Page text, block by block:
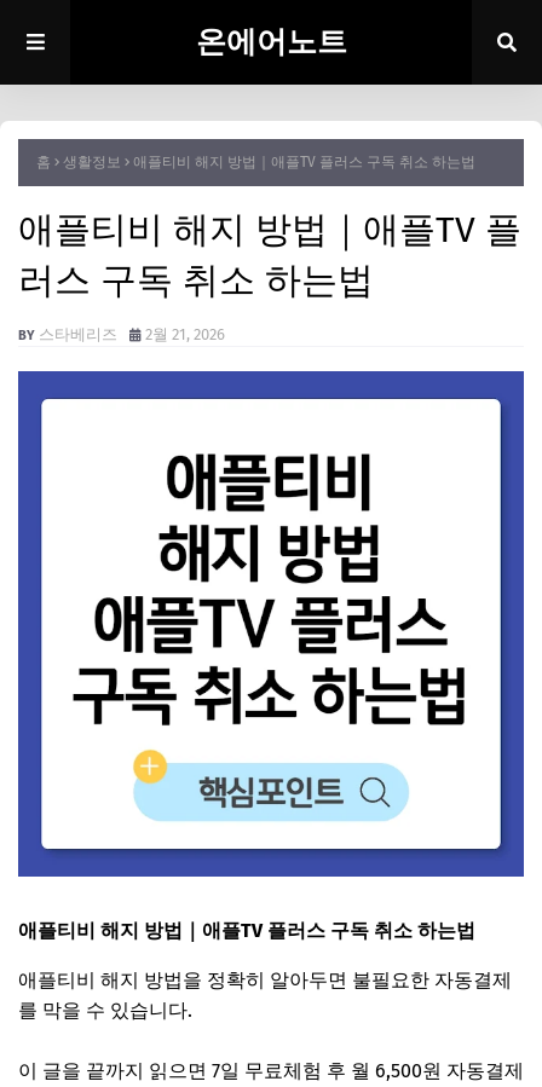
온에어노트
홈 생활정보 애플티비 해지 방법｜애플TV 플러스 구독 취소 하는법
애플티비 해지 방법｜애플TV 플
러스 구독 취소 하는법
스타베리즈 2월 21, 2026
애플티비 해지 방법｜애플TV 플러스 구독 취소 하는법
애플티비 해지 방법을 정확히 알아두면 불필요한 자동결제
를 막을 수 있습니다.
이 글을 끝까지 읽으면 7일 무료체험 후 월 6,500원 자동결제